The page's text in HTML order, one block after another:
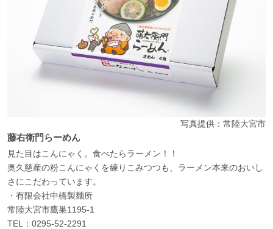
写真提供：常陸大宮市
藤右衛門らーめん
見た目はこんにゃく。食べたらラーメン！！
奥久慈産の粉こんにゃくを練りこみつつも、ラーメン本来のおいし
さにこだわっています。
・有限会社中橋製麺所
常陸大宮市鷹巣1195-1
TEL：0295-52-2291